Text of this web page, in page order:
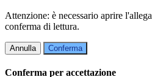
Attenzione: è necessario aprire
conferma di lettura.
Annulla Conferma
Conferma per accettazione